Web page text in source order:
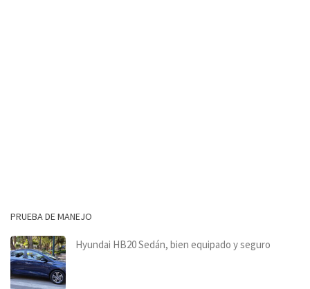
PRUEBA DE MANEJO
Hyundai HB20 Sedán, bien equipado y seguro